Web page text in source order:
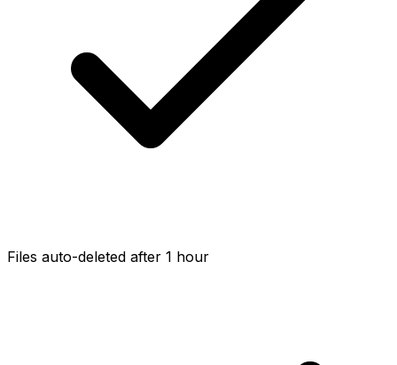
Files auto-deleted after 1 hour